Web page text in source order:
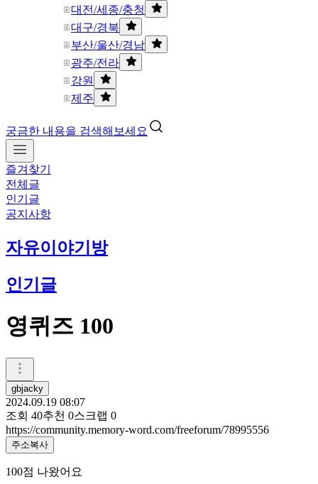
대전/세종/충청
대구/경북
부산/울산/경남
광주/전라
강원
제주
궁금한 내용을 검색해보세요
즐겨찾기
전체글
인기글
공지사항
자유이야기방
인기글
영퀴즈 100
gbjacky
2024.09.19 08:07
조회 40추천 0스크랩 0
https://community.memory-word.com/freeforum/78995556
주소복사
100점 나왔어요